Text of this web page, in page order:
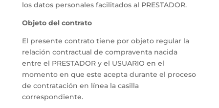
los datos personales facilitados al PRESTADOR.
Objeto del contrato
El presente contrato tiene por objeto regular la
relación contractual de compraventa nacida
entre el PRESTADOR y el USUARIO en el
momento en que este acepta durante el proceso
de contratación en línea la casilla
correspondiente.